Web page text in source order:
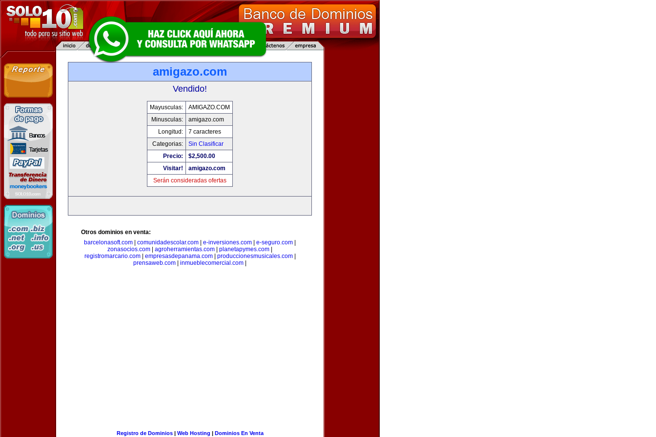
amigazo.com
Vendido!
Mayusculas:
AMIGAZO.COM
Minusculas:
amigazo.com
Longitud:
7 caracteres
Categorias:
Sin Clasificar
Precio:
$2,500.00
Visitar!
amigazo.com
Serán consideradas ofertas
Otros dominios en venta:
barcelonasoft.com
comunidadescolar.com e-inversiones.com e-seguro.com
zonasocios.com
agroherramientas.com planetapymes.com
registromarcario.com| empresasdepanama.com| produccionesmusicales.com|
prensaweb.com
inmueblecomercial.com
Registro de Dominios| Web Hosting | Dominios En Venta